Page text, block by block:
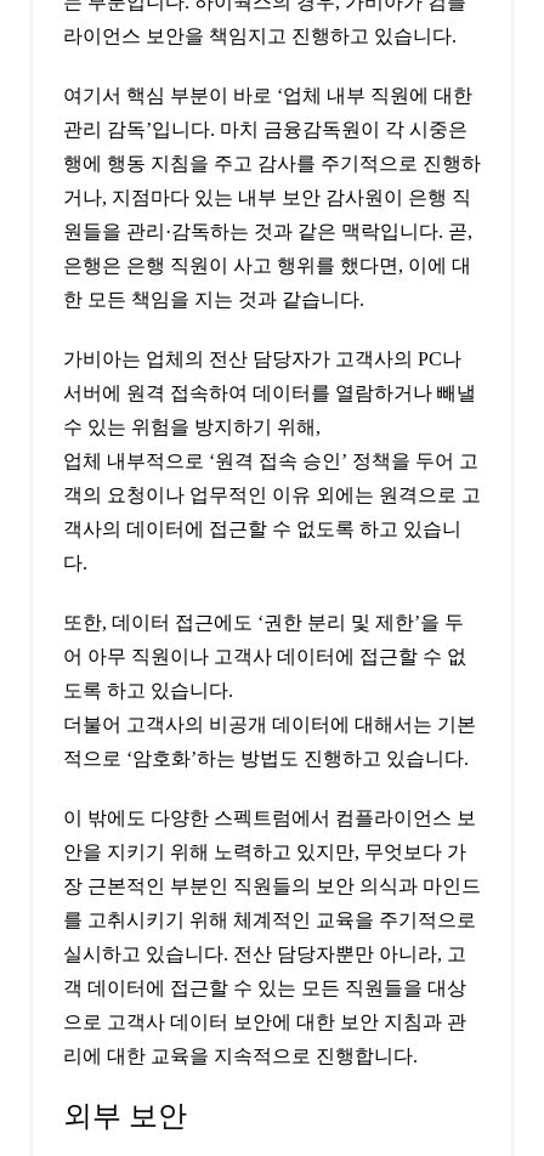
라이언스 보안을 책임지고 진행하고 있습니다.
여기서 핵심 부분이 바로 ‘업체 내부 직원에 대한
관리 감독’입니다. 마치 금융감독원이 각 시중은
행에 행동 지침을 주고 감사를 주기적으로 진행하
거나, 지점마다 있는 내부 보안 감사원이 은행 직
원들을 관리·감독하는 것과 같은 맥락입니다. 곧,
은행은 은행 직원이 사고 행위를 했다면, 이에 대
한 모든 책임을 지는 것과 같습니다.
가비아는 업체의 전산 담당자가 고객사의 PC나
서버에 원격 접속하여 데이터를 열람하거나 빼낼
수 있는 위험을 방지하기 위해,
업체 내부적으로 ‘원격 접속 승인’ 정책을 두어 고
객의 요청이나 업무적인 이유 외에는 원격으로 고
객사의 데이터에 접근할 수 없도록 하고 있습니
다.
또한, 데이터 접근에도 ‘권한 분리 및 제한’을 두
어 아무 직원이나 고객사 데이터에 접근할 수 없
도록 하고 있습니다.
더불어 고객사의 비공개 데이터에 대해서는 기본
적으로 ‘암호화’하는 방법도 진행하고 있습니다.
이 밖에도 다양한 스펙트럼에서 컴플라이언스 보
안을 지키기 위해 노력하고 있지만, 무엇보다 가
장 근본적인 부분인 직원들의 보안 의식과 마인드
를 고취시키기 위해 체계적인 교육을 주기적으로
실시하고 있습니다. 전산 담당자뿐만 아니라, 고
객 데이터에 접근할 수 있는 모든 직원들을 대상
으로 고객사 데이터 보안에 대한 보안 지침과 관
리에 대한 교육을 지속적으로 진행합니다.
외부 보안